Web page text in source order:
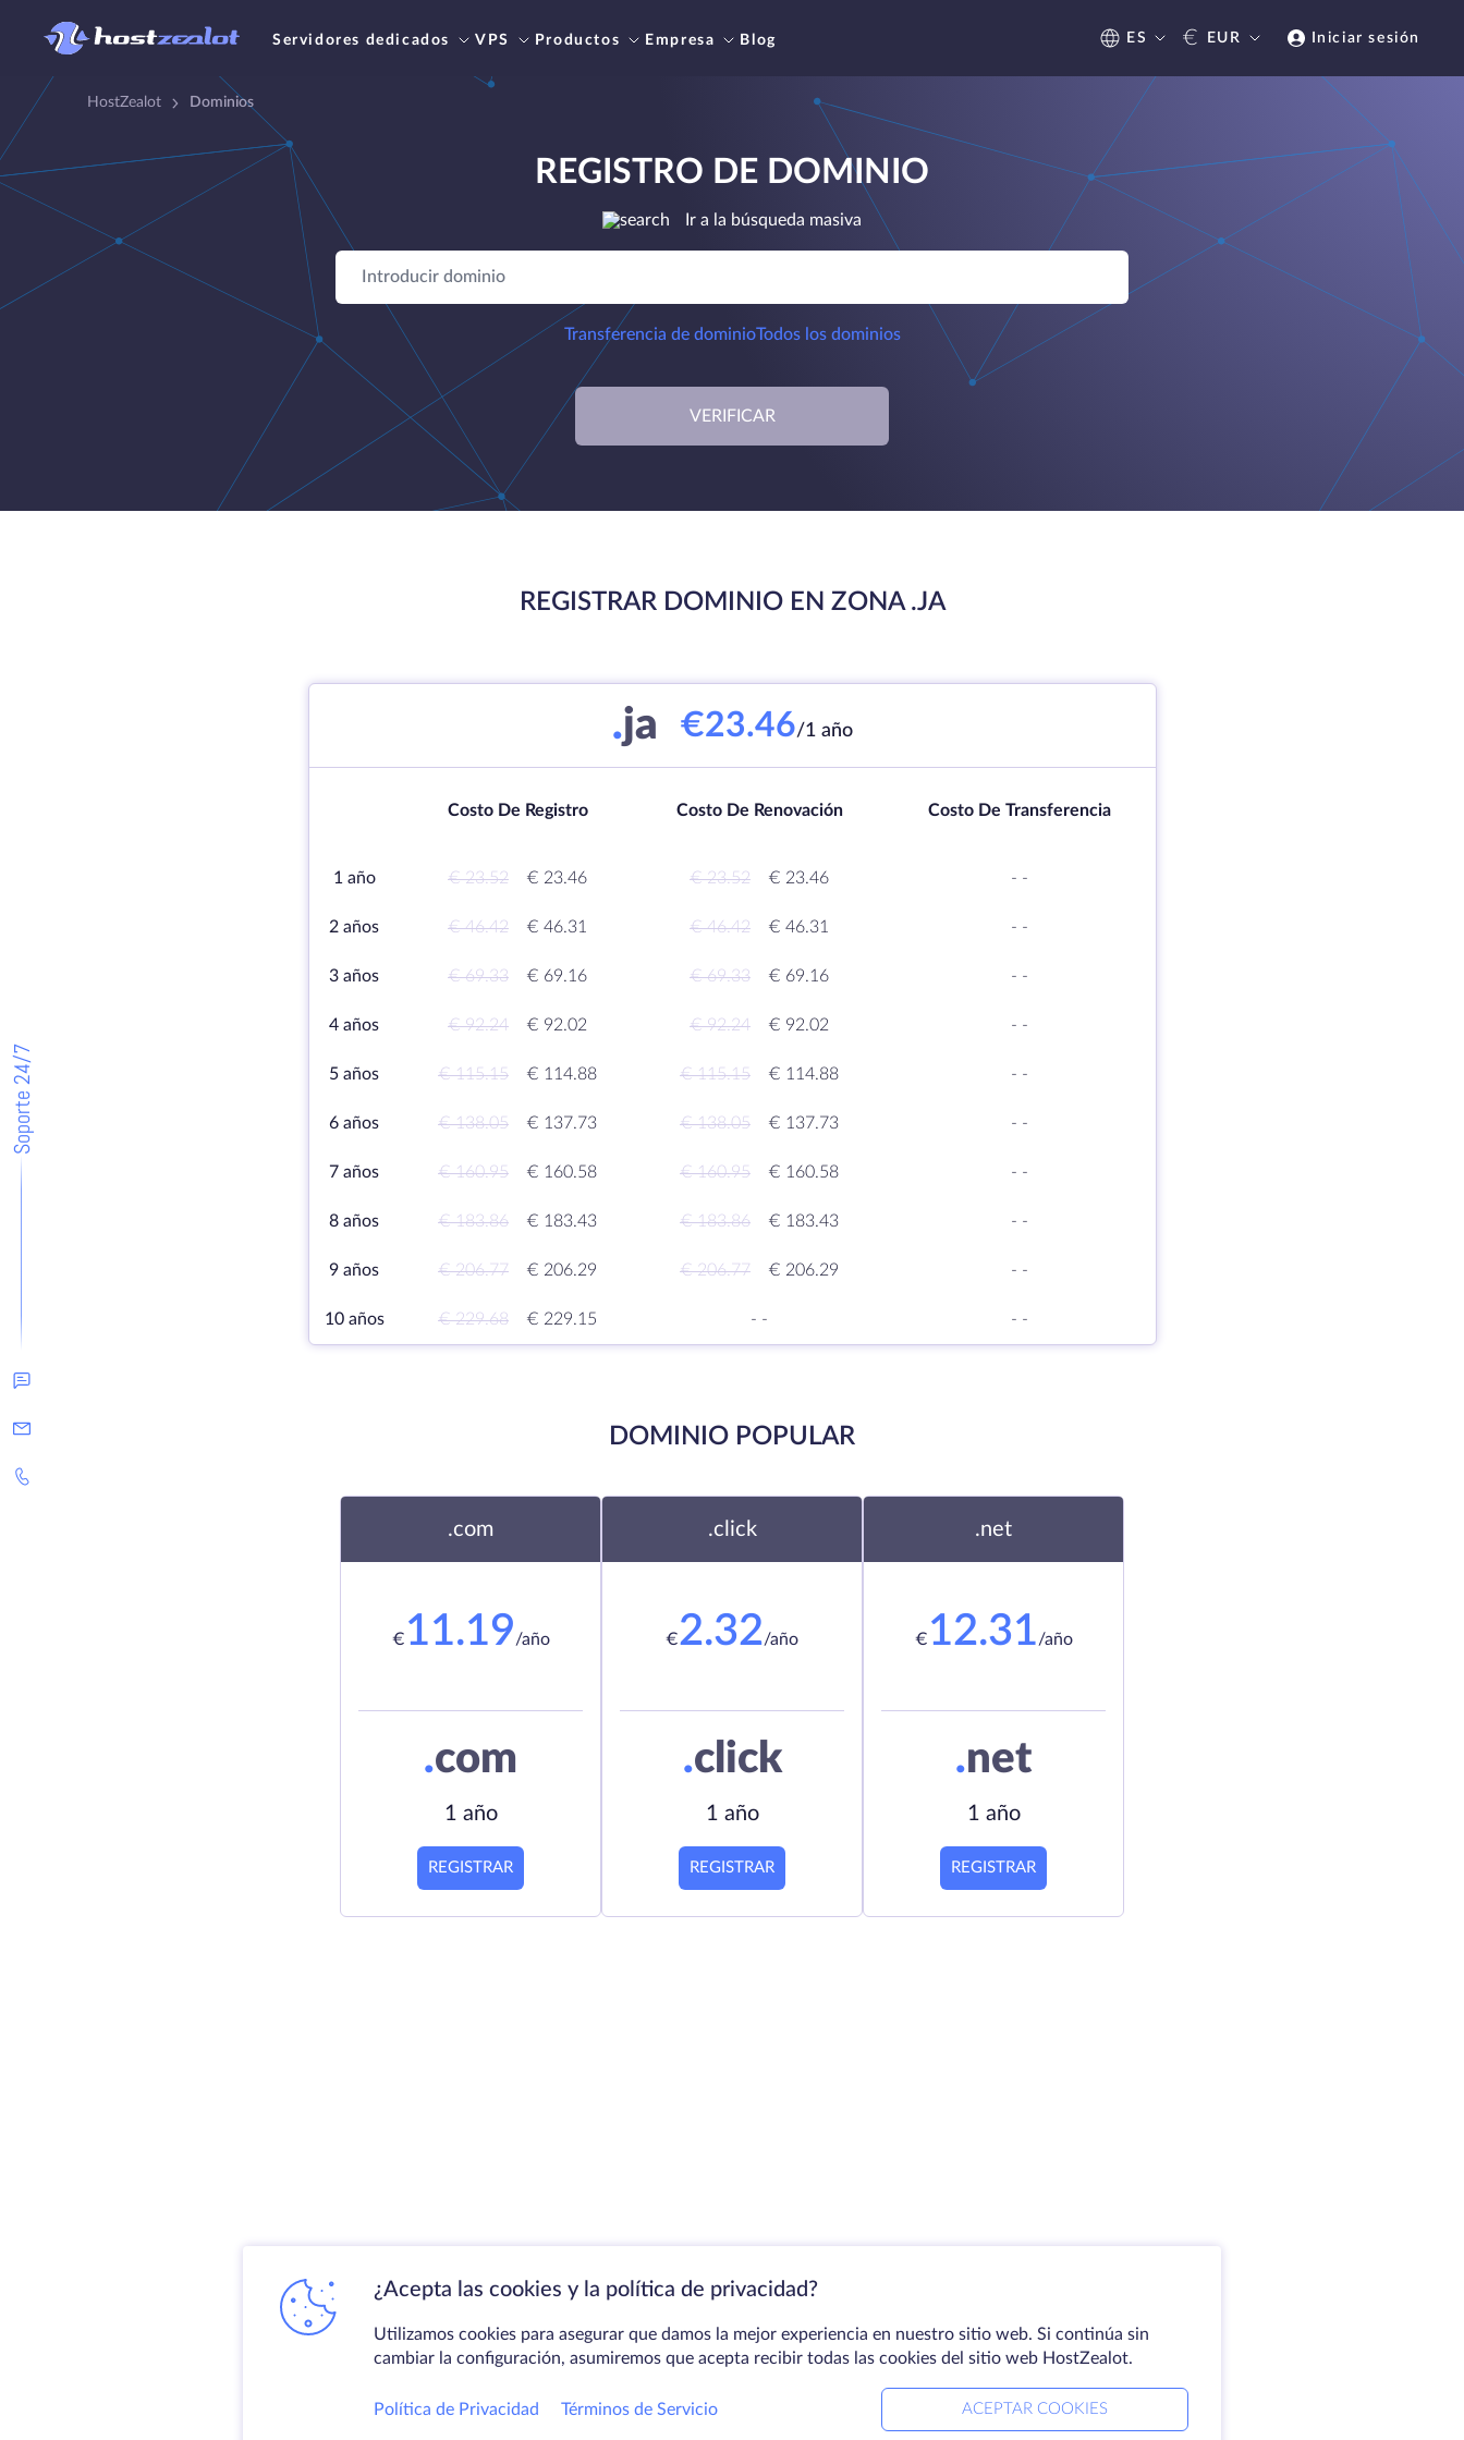
Servidores dedicados VPS Productos Empresa Blog ES € EUR Iniciar sesión
Soporte 24/7
HostZealot Dominios
REGISTRO DE DOMINIO
Ir a la búsqueda masiva
Transferencia de dominioTodos los dominios
VERIFICAR
REGISTRAR DOMINIO EN ZONA .JA
.ja €23.46/1 año
Costo De Registro Costo De Renovación Costo De Transferencia
1 año € 23.52 € 23.46 € 23.52 € 23.46 - -
2 años € 46.42 € 46.31 € 46.42 € 46.31 - -
3 años € 69.33 € 69.16 € 69.33 € 69.16 - -
4 años € 92.24 € 92.02 € 92.24 € 92.02 - -
5 años € 115.15 € 114.88 € 115.15 € 114.88 - -
6 años € 138.05 € 137.73 € 138.05 € 137.73 - -
7 años € 160.95 € 160.58 € 160.95 € 160.58 - -
8 años € 183.86 € 183.43 € 183.86 € 183.43 - -
9 años € 206.77 € 206.29 € 206.77 € 206.29 - -
10 años € 229.68 € 229.15 - - - -
DOMINIO POPULAR
.com
€ 11.19/año
.com
1 año
REGISTRAR
.click
€2.32/año
.click
1 año
REGISTRAR
.net
€ 12.31/año
.net
1 año
REGISTRAR
¿Acepta las cookies y la política de privacidad?
Utilizamos cookies para asegurar que damos la mejor experiencia en nuestro sitio web. Si continúa sin
cambiar la configuración, asumiremos que acepta recibir todas las cookies del sitio web HostZealot.
Política de Privacidad Términos de Servicio ACEPTAR COOKIES